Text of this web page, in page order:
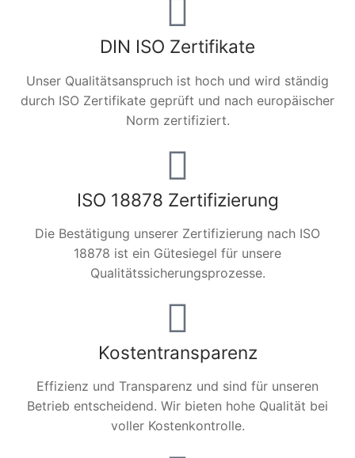
DIN ISO Zertifikate
Unser Qualitätsanspruch ist hoch und wird ständig
durch ISO Zertifikate geprüft und nach europäischer
Norm zertifiziert.
ISO 18878 Zertifizierung
Die Bestätigung unserer Zertifizierung nach ISO
18878 ist ein Gütesiegel für unsere
Qualitätssicherungsprozesse.
Kostentransparenz
Effizienz und Transparenz und sind für unseren
Betrieb entscheidend. Wir bieten hohe Qualität bei
voller Kostenkontrolle.